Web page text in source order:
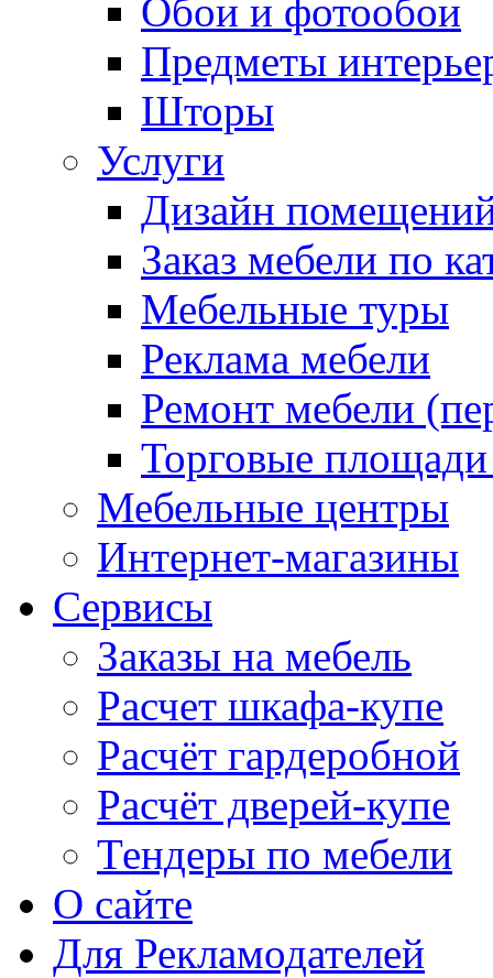
Обои и фотообои
Предметы
Шторы
Услуги
Дизайн
Заказ мебели по
Мебельные туры
Реклама мебели
Ремонт мебели
Торговые
Мебельные центры
Интернет-магазины
Сервисы
Заказы на мебель
Расчет шкафа-купе
Расчёт гардеробной
Расчёт дверей-купе
Тендеры по мебели
О сайте
Для Рекламодателей